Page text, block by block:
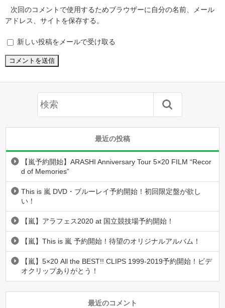
次回のコメントで使用するためブラウザーに自分の名前、メール
アドレス、サイトを保存する。
新しい投稿をメールで受け取る
最近の投稿
【嵐予約開始】ARASHI Anniversary Tour 5×20 FILM “Recor
d of Memories”
This is 嵐 DVD・ブルーレイ予約開始！初回限定盤が欲し
い！
【嵐】アラフェス2020 at 国立競技場予約開始！
【嵐】This is 嵐 予約開始！待望のオリジナルアルバム！
【嵐】5×20 All the BEST!! CLIPS 1999-2019予約開始！ビデ
オクリップありがとう！
最近のコメント